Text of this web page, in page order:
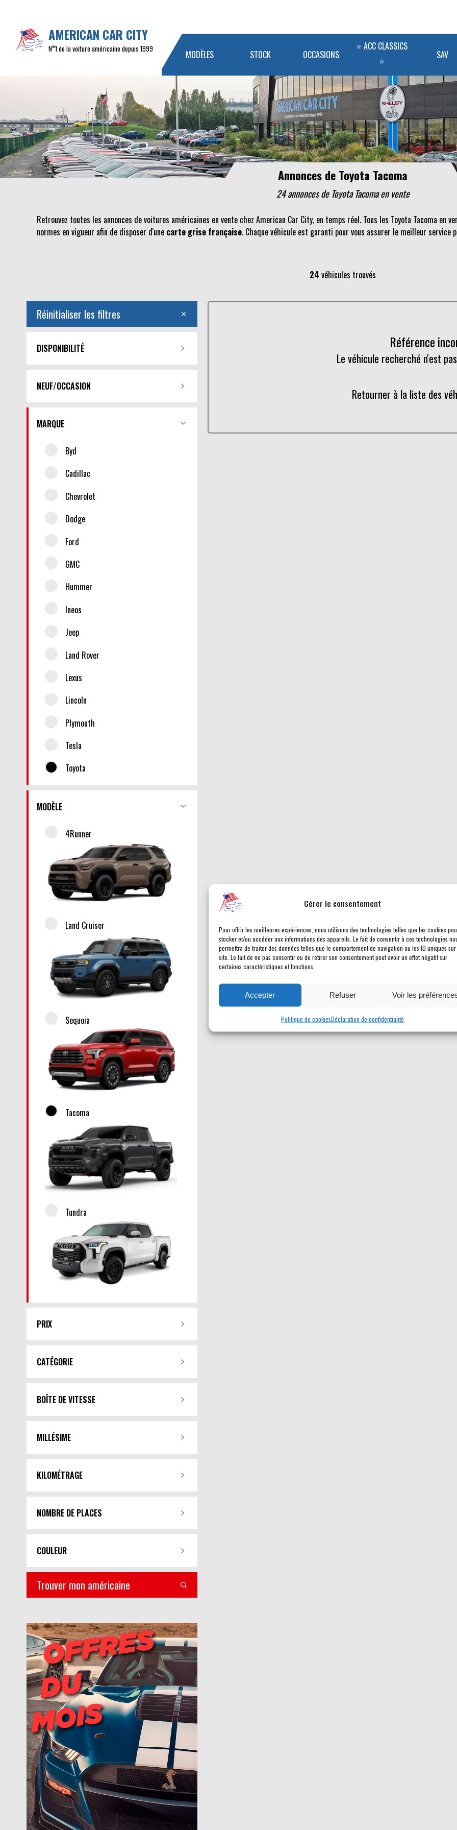
Gérer le consentement
Pour offrir les meilleures expériences, nous utilisons des technologies telles que les cookies
stocker et/ou accéder aux informations des appareils. Le fait de consentir à ces technologies
permettra de traiter des données telles que le comportement de navigation ou les ID uniques
site. Le fait de ne pas consentir ou de retirer son consentement peut avoir un effet négatif sur
certaines caractéristiques et fonctions.
Accepter Refuser Voir les
Politique de cookiesDéclaration de confidentialité
AMERICAN CAR CITY
N°1 de la voiture américaine depuis 1999 MODÈLES STOCK OCCASIONS
⭐ ACC CLASSICS
⭐
SAV
Annonces de Toyota Tacoma
24 annonces de Toyota Tacoma en vente
Retrouvez toutes les annonces de voitures américaines en vente chez American Car City, en temps réel. Tous les Toyota Tacoma en
normes en vigueur afin de disposer d'une carte grise française. Chaque véhicule est garanti pour vous assurer le meilleur service
24 véhicules trouvés
Réinitialiser les filtres
DISPONIBILITÉ
NEUF/OCCASION
MARQUE
Byd
Cadillac
Chevrolet
Dodge
Ford
GMC
Hummer
Ineos
Jeep
Land Rover
Lexus
Lincoln
Plymouth
Tesla
Toyota
MODÈLE
4Runner
Land Cruiser
Sequoia
Tacoma
Tundra
PRIX
CATÉGORIE
BOÎTE DE VITESSE
MILLÉSIME
KILOMÉTRAGE
NOMBRE DE PLACES
COULEUR
Trouver mon américaine
Référence
Le véhicule recherché n'est
Retourner à la liste des